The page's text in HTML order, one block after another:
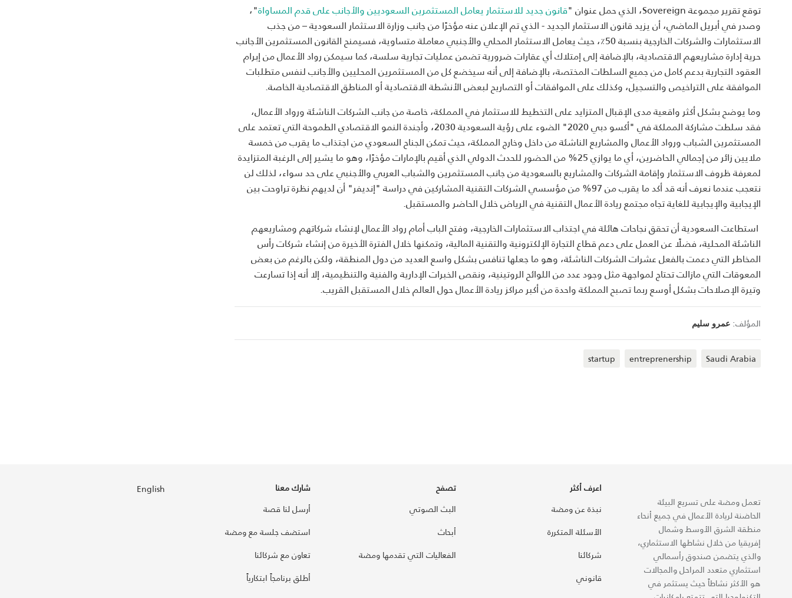
توقع تقرير مجموعةSovereign، الذي حمل عنوان "قانون جديد للاستثمار يعامل المستثمرين السعوديين والأجانب على قدم المساواة"،
وصدر في أبريل الماضي، أن يزيد قانون الاستثمار الجديد - الذي تم الإعلان عنه مؤخرًا من جانب وزارة الاستثمار السعودية – من جذب
الاستثمارات والشركات الخارجية بنسبة 50٪، حيث يعامل الاستثمار المحلي والأجنبي معاملة متساوية، فسيمنح القانون المستثمرين الأجانب
حرية إدارة مشاريعهم الاقتصادية، بالإضافة إلى إمتلاك أي عقارات ضرورية تضمن عمليات تجارية سلسة، كما سيمكن رواد الأعمال من إبرام
العقود التجارية بدعم كامل من جميع السلطات المختصة، بالإضافة إلى أنه سيخضع كل من المستثمرين المحليين والأجانب لنفس متطلبات
الموافقة على التراخيص والتسجيل، وكذلك على الموافقات أو التصاريح لبعض الأنشطة الاقتصادية أو المناطق الاقتصادية الخاصة.
وما يوضح بشكل أكثر واقعية مدى الإقبال المتزايد على التخطيط للاستثمار في المملكة، خاصة من جانب الشركات الناشئة ورواد الأعمال،
فقد سلطت مشاركة المملكة في "أكسو دبي 2020" الضوء على رؤية السعودية 2030، وأجندة النمو الاقتصادي الطموحة التي تعتمد على
المستثمرين الشباب ورواد الأعمال والمشاريع الناشئة من داخل وخارج المملكة، حيث تمكن الجناح السعودي من اجتذاب ما يقرب من خمسة
ملايين زائر من إجمالي الحاضرين، أي ما يوازي 25% من الحضور للحدث الدولي الذي أقيم بالإمارات مؤخرًا، وهو ما يشير إلى الرغبة المتزايدة
لمعرفة ظروف الاستثمار وإقامة الشركات والمشاريع بالسعودية من جانب المستثمرين والشباب العربي والأجنبي على حد سواء، لذلك لن
نتعجب عندما نعرف أنه قد أكد ما يقرب من 97% من مؤسسي الشركات التقنية المشاركين في دراسة "إنديفر" أن لديهم نظرة تراوحت بين
الإيجابية والإيجابية للغاية تجاه مجتمع ريادة الأعمال التقنية في الرياض خلال الحاضر والمستقبل.
استطاعت السعودية أن تحقق نجاحات هائلة في اجتذاب الاستثمارات الخارجية، وفتح الباب أمام رواد الأعمال لإنشاء شركاتهم ومشاريعهم
الناشئة المحلية، فضلًا عن العمل على دعم قطاع التجارة الإلكترونية والتقنية المالية، وتمكنها خلال الفترة الأخيرة من إنشاء شركات رأس
المخاطر التي دعمت بالفعل عشرات الشركات الناشئة، وهو ما جعلها تنافس بشكل واسع العديد من دول المنطقة، ولكن بالرغم من بعض
المعوقات التي مازالت تحتاج لمواجهة مثل وجود عدد من اللوائح الروتينية، ونقص الخبرات الإدارية والفنية والتنظيمية، إلا أنه إذا تسارعت
وتيرة الإصلاحات بشكل أوسع ربما تصبح المملكة واحدة من أكبر مراكز ريادة الأعمال حول العالم خلال المستقبل القريب.
المؤلف: عمرو سليم
Saudi Arabia
entreprenership
startup
تعمل ومضة على تسريع البيئة
الحاضنة لريادة الأعمال في جميع أنحاء
منطقة الشرق الأوسط وشمال
إفريقيا من خلال نشاطها الاستثماري،
والذي يتضمن صندوق رأسمالي
استثماري متعدد المراحل والمجالات
هو الأكثر نشاطاً حيث يستثمر في
اعرف أكثر
نبذة عن ومضة
الأسئلة المتكررة
شركائنا
قانوني
تصفح
البث الصوتي
أبحاث
الفعاليات التي تقدمها ومضة
شارك معنا
أرسل لنا قصة
استضف جلسة مع ومضة
تعاون مع شركائنا
أطلق برنامجاً ابتكارياً
English